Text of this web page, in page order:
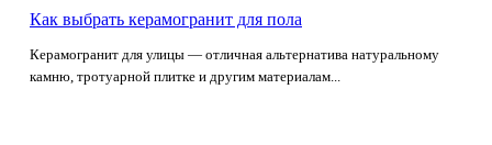
Как выбрать керамогранит для пола
Керамогранит для улицы — отличная альтернатива натуральному
камню, тротуарной плитке и другим материалам...